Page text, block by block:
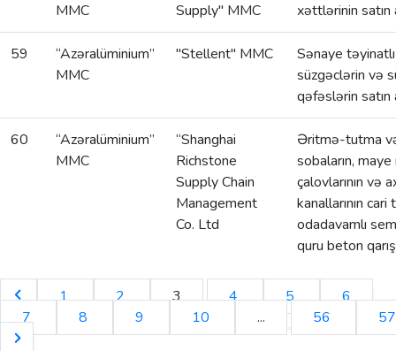
MMC
Supply" MMC
xəttlərinin satın
59
“Azəralüminium”
MMC
"Stellent" MMC
Sənaye
süzgəclərin və
qəfəslərin satın
60
“Azəralüminium”
MMC
“Shanghai
Richstone
Supply Chain
Management
Co. Ltd
Əritmə-tutma
sobaların,
çalovlarının və
kanallarının
odadavamlı
quru beton
1 2 3 4 5
6
7
8 9 10 ... 56 57